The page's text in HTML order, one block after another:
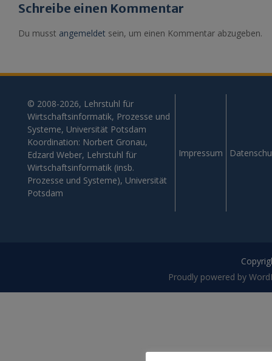
Schreibe einen Kommentar
Du musst angemeldet sein, um einen Kommentar abzugeben.
© 2008-2026, Lehrstuhl für
Wirtschaftsinformatik, Prozesse und
Systeme, Universität Potsdam
Koordination: Norbert Gronau,
Edzard Weber, Lehrstuhl für
Wirtschaftsinformatik (insb.
Prozesse und Systeme), Universität
Potsdam
Impressum
Proudly powered by